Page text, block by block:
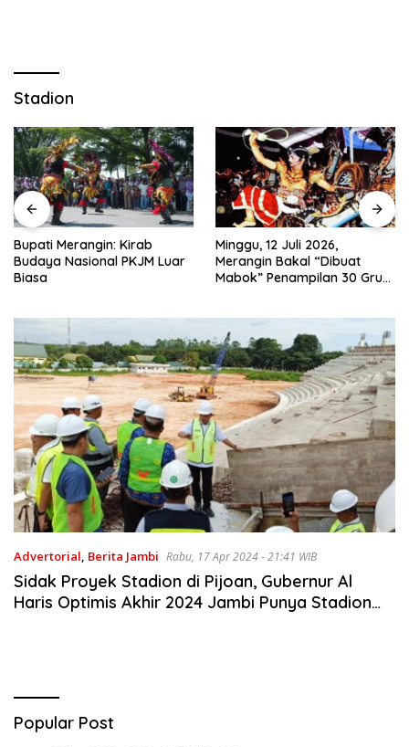
Stadion
Minggu, 12 Juli 2026,
Merangin Bakal “Dibuat
Mabok” Penampilan 30 Grup
Nobar Piala Dunia 2026 di
Provinsi Jambi Diharapkan
Mampu Menggerakkan
Advertorial, Berita Jambi Rabu, 17 Apr 2024 - 21:41 WIB
Sidak Proyek Stadion di Pijoan, Gubernur Al
Haris Optimis Akhir 2024 Jambi Punya Stadion
Popular Post